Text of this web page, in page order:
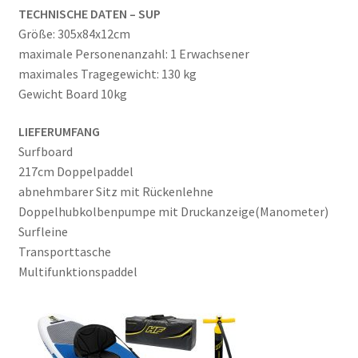
TECHNISCHE DATEN – SUP
Größe: 305x84x12cm
maximale Personenanzahl: 1 Erwachsener
maximales Tragegewicht: 130 kg
Gewicht Board 10kg
LIEFERUMFANG
Surfboard
217cm Doppelpaddel
abnehmbarer Sitz mit Rückenlehne
Doppelhubkolbenpumpe mit Druckanzeige(Manometer)
Surfleine
Transporttasche
Multifunktionspaddel